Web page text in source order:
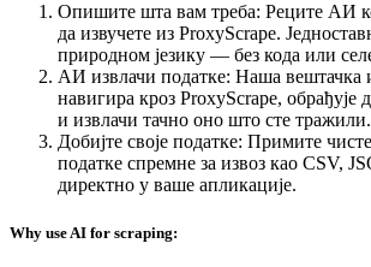
Опишите шта вам треба: Реците АИ
да извучете из ProxyScrape.
природном језику — без кода или
АИ извлачи податке: Наша вештачка
навигира кроз ProxyScrape, обрађује
и извлачи тачно оно што сте тражили.
Добијте своје податке: Примите
податке спремне за извоз као CSV,
директно у ваше апликације.
Why use AI for scraping: